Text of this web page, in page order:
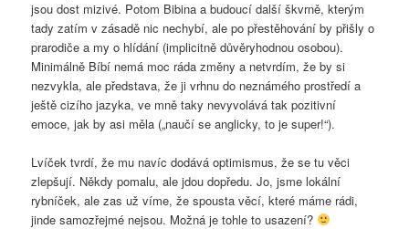
jsou dost mizivé. Potom Bibina a budoucí další škvrně, kterým
tady zatím v zásadě nic nechybí, ale po přestěhování by přišly o
prarodiče a my o hlídání (implicitně důvěryhodnou osobou).
Minimálně Bíbí nemá moc ráda změny a netvrdím, že by si
nezvykla, ale představa, že ji vrhnu do neznámého prostředí a
ještě cizího jazyka, ve mně taky nevyvolává tak pozitivní
emoce, jak by asi měla („naučí se anglicky, to je super!“).
Lvíček tvrdí, že mu navíc dodává optimismus, že se tu věci
zlepšují. Někdy pomalu, ale jdou dopředu. Jo, jsme lokální
rybníček, ale zas už víme, že spousta věcí, které máme rádi,
jinde samozřejmé nejsou. Možná je tohle to usazení?